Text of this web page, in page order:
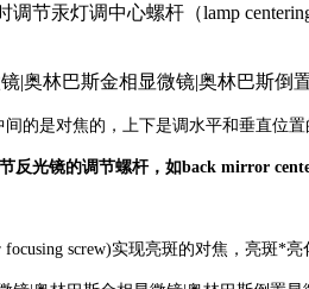
节汞灯调中心螺杆（lamp
的是对焦的，上下是调水平和垂直位置
光镜的调节螺杆，如back mirror
screw)实现亮斑的对焦，亮斑*